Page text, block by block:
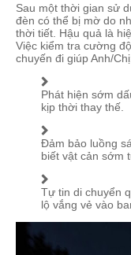
Sau một thời gian sử
đèn có thể bị mờ do
thời tiết. Hậu quả là
Việc kiểm tra cường
chuyến đi giúp Anh/
Phát hiện sớm
kịp thời thay thế.
Đảm bảo luồng
biết vật cản sớm
Tự tin di chuyển
lộ vắng vẻ vào